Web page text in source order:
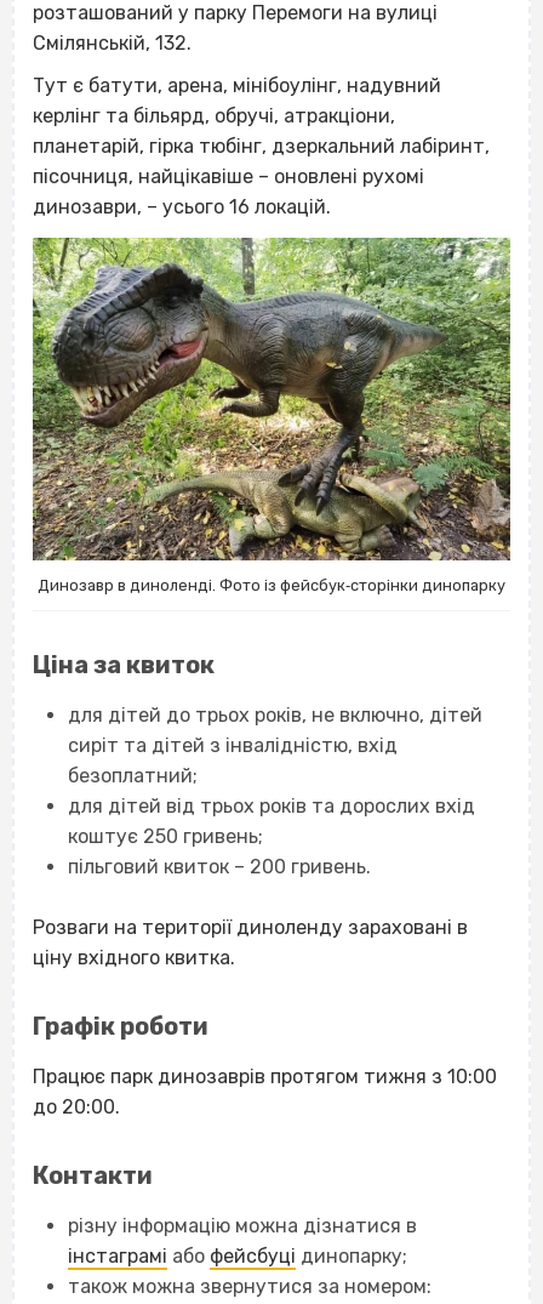
розташований у парку Перемоги на вулиці
Смілянській, 132.
Тут є батути, арена, мінібоулінг, надувний
керлінг та більярд, обручі, атракціони,
планетарій, гірка тюбінг, дзеркальний лабіринт,
пісочниця, найцікавіше – оновлені рухомі
динозаври, – усього 16 локацій.
Динозавр в диноленді. Фото із фейсбук‐сторінки динопарку
Ціна за квиток
для дітей до трьох років, не включно, дітей
сиріт та дітей з інвалідністю, вхід
безоплатний;
для дітей від трьох років та дорослих вхід
коштує 250 гривень;
пільговий квиток – 200 гривень.
Розваги на території диноленду зараховані в
ціну вхідного квитка.
Графік роботи
Працює парк динозаврів протягом тижня з 10:00
до 20:00.
Контакти
різну інформацію можна дізнатися в
інстаграмі або фейсбуці динопарку;
також можна звернутися за номером: